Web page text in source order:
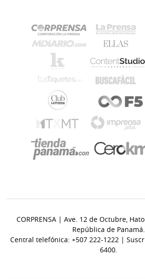
CORPRENSA | Ave. 12 de Octubre,
República de Panamá.
Central telefónica: +507 222-1222 |
6400.